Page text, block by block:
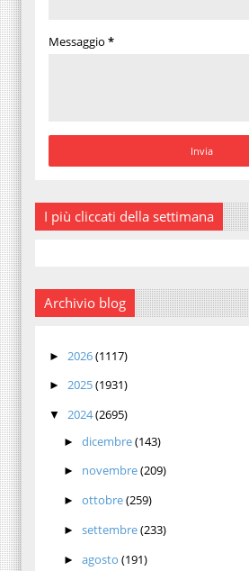
Messaggio *
I più cliccati della settimana
Archivio blog
► 2026(1117)
► 2025(1931)
▼ 2024(2695)
► dicembre(143)
► novembre(209)
► ottobre(259)
► settembre(233)
► agosto (191)